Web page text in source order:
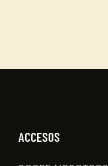
ACCESOS